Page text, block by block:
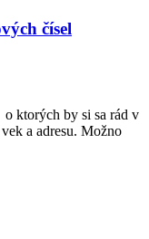
čísel
ktorých by si sa rád v
a adresu. Možno